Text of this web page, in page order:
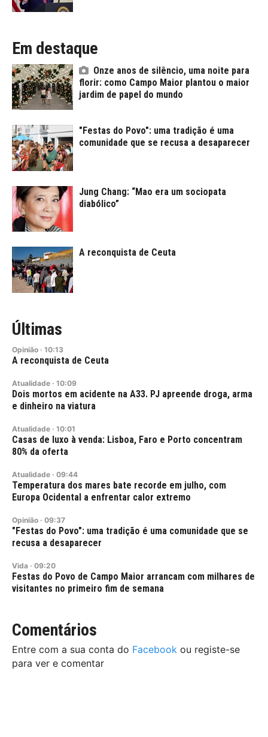
Em destaque
Onze anos de silêncio, uma noite para
florir: como Campo Maior plantou o maior
jardim de papel do mundo
"Festas do Povo": uma tradição é uma
comunidade que se recusa a desaparecer
Jung Chang: “Mao era um sociopata
diabólico”
A reconquista de Ceuta
Últimas
Opinião · 10:13
A reconquista de Ceuta
Atualidade · 10:09
Dois mortos em acidente na A33. PJ apreende droga, arma
e dinheiro na viatura
Atualidade · 10:01
Casas de luxo à venda: Lisboa, Faro e Porto concentram
80% da oferta
Atualidade · 09:44
Temperatura dos mares bate recorde em julho, com
Europa Ocidental a enfrentar calor extremo
Opinião · 09:37
"Festas do Povo": uma tradição é uma comunidade que se
recusa a desaparecer
Vida · 09:20
Festas do Povo de Campo Maior arrancam com milhares de
visitantes no primeiro fim de semana
Comentários
Entre com a sua conta do Facebook ou registe-se
para ver e comentar